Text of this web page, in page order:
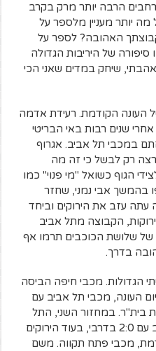
רחבים הרבה יותר מרק בקרב
מה יותר מעניין מלספר על
האהובה? לספר על
סיפורה של היריבות הגדולה
שיחק במדים שאני הכי
של העונה הקודמת. רעידת אדמה
שנים רבות באי הבריטי
במכבי תל אביב. אגרוף
רצה רק לבשל כי זה מה
הגוף כשואל "מי פנוי" כמו
בהמשך אבי נמני, שחזר
עתה עזב את הירוקים וביחד
הקבוצה מתל אביב
שלושת הכוכבים תרמו אף
בדרך.
הגדולות. מכבי חיפה הביסה
העונה, מכבי תל אביב עם
ניצחה 1:0 בטדי את בית"ר. במחזור השני, התל
אביבים צבעו את תל אביב בצהוב עם 2:0 בדרבי, בעוד הירוקים
הקודמת, מכבי פתח תקווה. משם